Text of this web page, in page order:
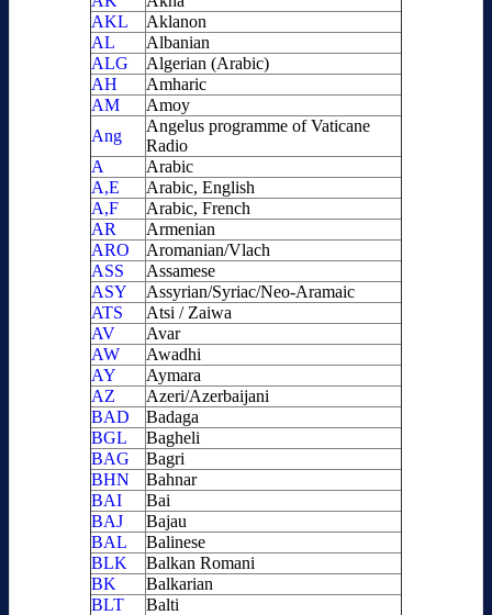
AKL
Aklanon
AL
Albanian
ALG
Algerian (Arabic)
AH
Amharic
AM
Amoy
Ang
Angelus programme of Vaticane
Radio
A
Arabic
A,E
Arabic, English
A,F
Arabic, French
AR
Armenian
ARO
Aromanian/Vlach
ASS
Assamese
ASY
Assyrian/Syriac/Neo-Aramaic
ATS
Atsi / Zaiwa
AV
Avar
AW
Awadhi
AY
Aymara
AZ
Azeri/Azerbaijani
BAD
Badaga
BGL
Bagheli
BAG
Bagri
BHN
Bahnar
BAI
Bai
BAJ
Bajau
BAL
Balinese
BLK
Balkan Romani
BK
Balkarian
BLT
Balti